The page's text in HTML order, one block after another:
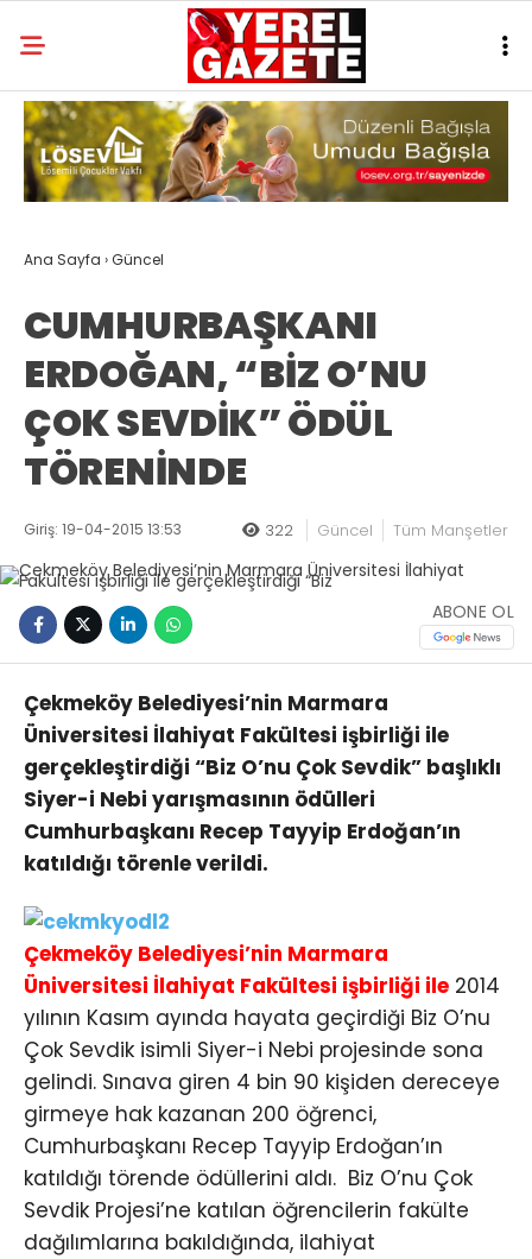
Ana Sayfa ›Güncel
CUMHURBAŞKANI
ERDOĞAN, “BİZ O’NU
ÇOK SEVDİK” ÖDÜL
TÖRENİNDE
Giriş: 19-04-2015 13:53 322 Güncel Tüm Manşetler
ABONE OL
Çekmeköy Belediyesi’nin Marmara
Üniversitesi İlahiyat Fakültesi işbirliği ile
gerçekleştirdiği “Biz O’nu Çok Sevdik” başlıklı
Siyer-i Nebi yarışmasının ödülleri
Cumhurbaşkanı Recep Tayyip Erdoğan’ın
katıldığı törenle verildi.
Çekmeköy Belediyesi’nin Marmara
Üniversitesi İlahiyat Fakültesi işbirliği ile 2014
yılının Kasım ayında hayata geçirdiği Biz O’nu
Çok Sevdik isimli Siyer-i Nebi projesinde sona
gelindi. Sınava giren 4 bin 90 kişiden dereceye
girmeye hak kazanan 200 öğrenci,
Cumhurbaşkanı Recep Tayyip Erdoğan’ın
katıldığı törende ödüllerini aldı. Biz O’nu Çok
Sevdik Projesi’ne katılan öğrencilerin fakülte
dağılımlarına bakıldığında, ilahiyat